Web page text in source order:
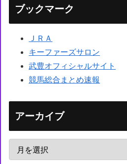
ブックマーク
ＪＲＡ
キーファーズサロン
武豊オフィシャルサイト
競馬総合まとめ速報
アーカイブ